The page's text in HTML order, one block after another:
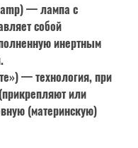
— лампа с
собой
инертным
— технология, при
или
(материнскую)